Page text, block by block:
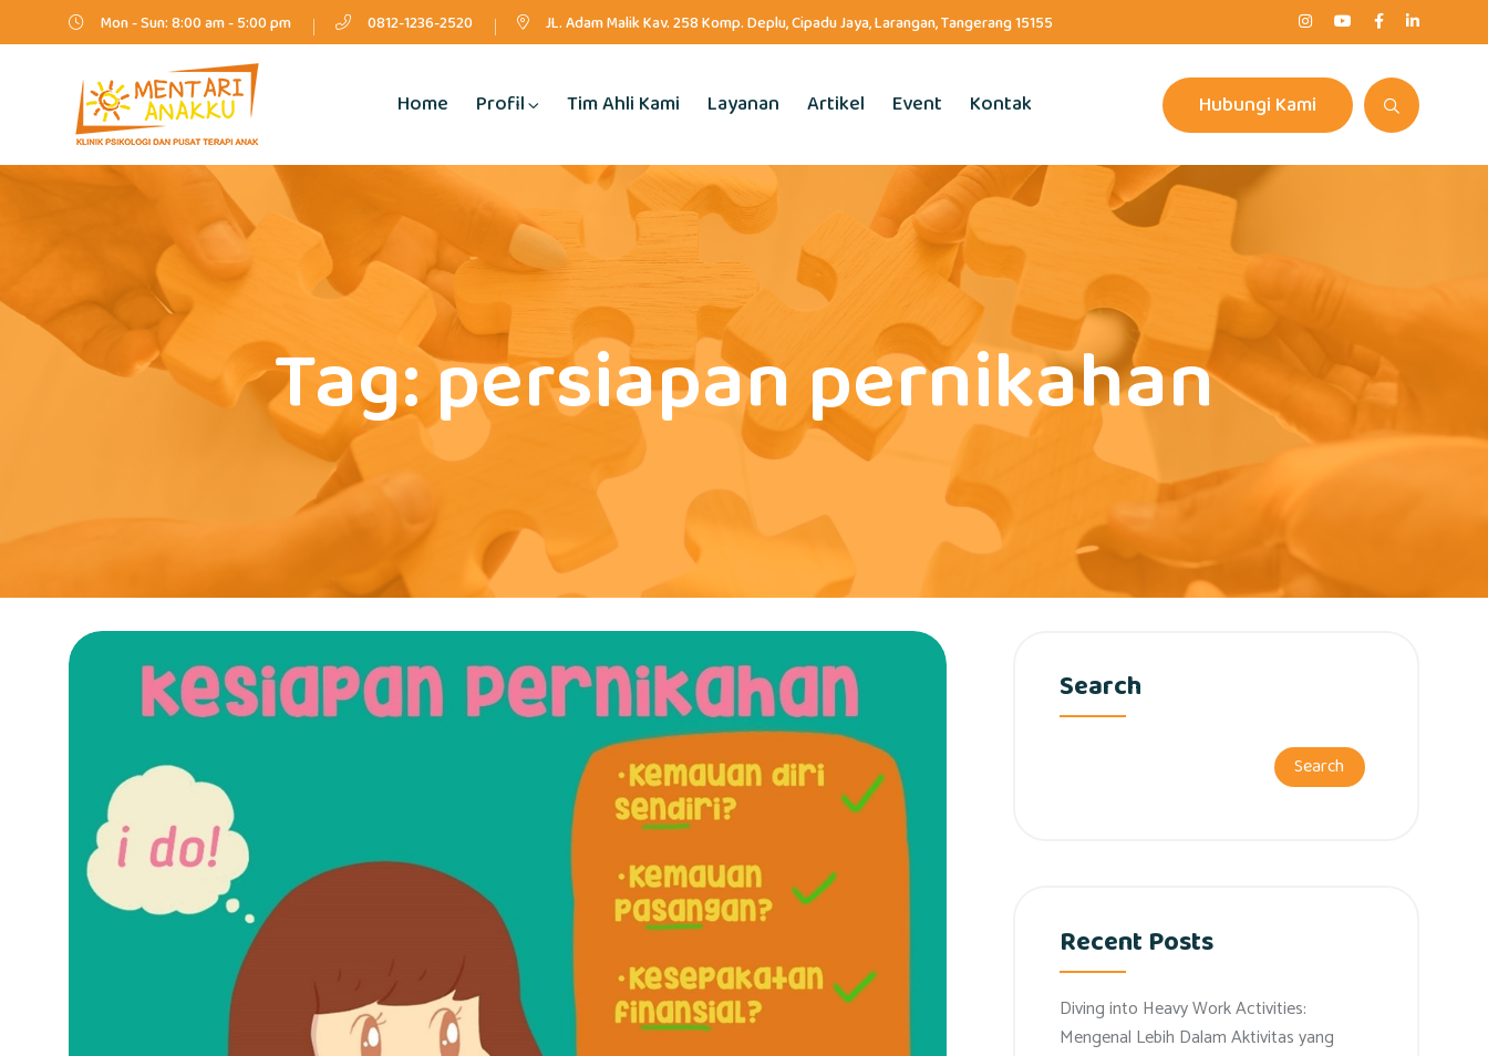
Mon - Sun: 8:00 am - 5:00 pm 0812-1236-2520 JL. Adam Malik Kav. 258 Komp. Deplu, Cipadu Jaya, Larangan, Tangerang 15155
Home Profil Tim Ahli Kami Layanan Artikel Event Kontak Hubungi Kami
Tag:persiapan pernikahan
Search
Search
Recent Posts
Diving into Heavy Work Activities:
Mengenal Lebih Dalam Aktivitas yang